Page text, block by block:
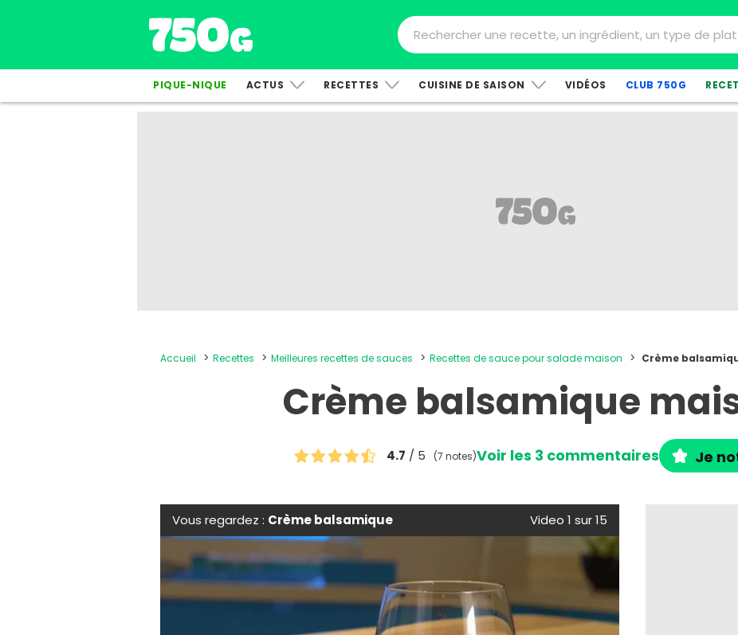
PIQUE-NIQUE ACTUS RECETTES CUISINE DE SAISON VIDÉOS CLUB 750G
Accueil Recettes Meilleures recettes de sauces Recettes de sauce pour salade maison Crème
Crème balsamique
4.7 / 5 (7 notes)Voir les 3 commentaires Je
Vous regardez : Crème balsamique Video 1 sur 15